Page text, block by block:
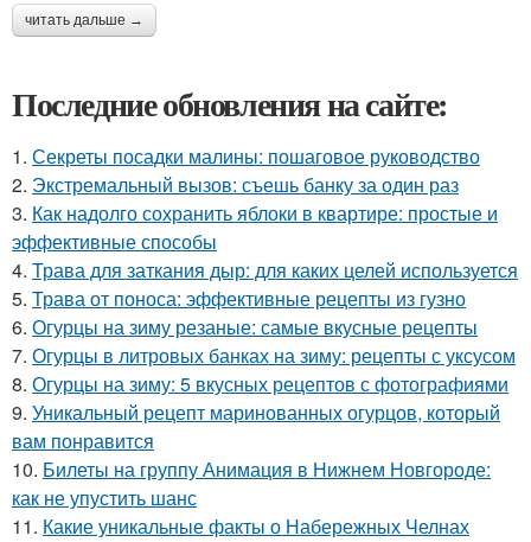
читать дальше →
Последние обновления на сайте:
1. Секреты посадки малины: пошаговое руководство
2. Экстремальный вызов: съешь банку за один раз
3. Как надолго сохранить яблоки в квартире: простые и
эффективные способы
4. Трава для заткания дыр: для каких целей используется
5. Трава от поноса: эффективные рецепты из гузно
6. Огурцы на зиму резаные: самые вкусные рецепты
7. Огурцы в литровых банках на зиму: рецепты с уксусом
8. Огурцы на зиму: 5 вкусных рецептов с фотографиями
9. Уникальный рецепт маринованных огурцов, который
вам понравится
10. Билеты на группу Анимация в Нижнем Новгороде:
как не упустить шанс
11. Какие уникальные факты о Набережных Челнах